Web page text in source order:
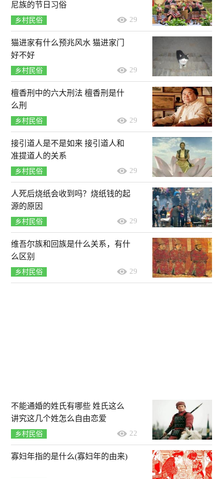
尼族的节日习俗
乡村民俗 29
猫进家有什么预兆风水 猫进家门
好不好
乡村民俗 29
檀香刑中的六大刑法 檀香刑是什
么刑
乡村民俗 29
接引道人是不是如来 接引道人和
准提道人的关系
乡村民俗 29
人死后烧纸会收到吗？烧纸钱的起
源的原因
乡村民俗 29
维吾尔族和回族是什么关系，有什
么区别
乡村民俗 29
不能通婚的姓氏有哪些 姓氏这么
讲究这几个姓怎么自由恋爱
乡村民俗 22
寡妇年指的是什么(寡妇年的由来)